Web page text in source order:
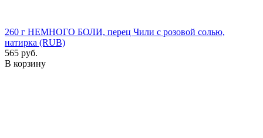
260 г НЕМНОГО БОЛИ, перец Чили с розовой солью,
натирка (RUB)
565 руб.
В корзину